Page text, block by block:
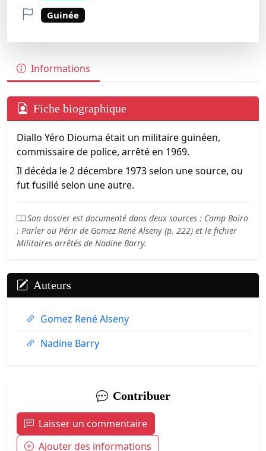
Guinée
Informations
Fiche biographique
Diallo Yéro Diouma était un militaire guinéen,
commissaire de police, arrêté en 1969.
Il décéda le 2 décembre 1973 selon une source, ou
fut fusillé selon une autre.
Son dossier est documenté dans deux sources : Camp Boiro
: Parler ou Périr de Gomez René Alseny (p. 222) et le fichier
Militaires arrêtés de Nadine Barry.
Auteurs
Gomez René Alseny
Nadine Barry
Contribuer
Laisser un commentaire
Ajouter des informations